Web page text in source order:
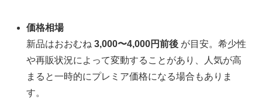
価格相場
新品はおおむね3,000〜4,000円前後 が目安。希少性
や再販状況によって変動することがあり、人気が高
まると一時的にプレミア価格になる場合もありま
す。